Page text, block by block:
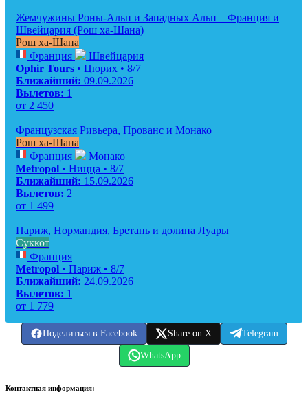
Жемчужины Роны-Альп и Западных Альп – Франция и
Швейцария (Рош ха-Шана)
Рош ха-Шана
Франция
Швейцария
Ophir Tours • Цюрих • 8/7
Ближайший: 09.09.2026
Вылетов: 1
от 2 450
Французская Ривьера, Прованс и Монако
Рош ха-Шана
Франция
Монако
Metropol • Ницца • 8/7
Ближайший: 15.09.2026
Вылетов: 2
от 1 499
Париж, Нормандия, Бретань и долина Луары
Суккот
Франция
Metropol • Париж • 8/7
Ближайший: 24.09.2026
Вылетов: 1
от 1 779
Поделиться в Facebook Share on X Telegram
WhatsApp
Контактная информация: